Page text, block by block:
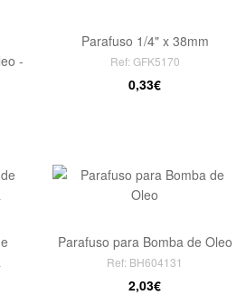
-
Parafuso 1/4" x 38mm
Ref: GFK5170
0,33€
Parafuso para Bomba de Oleo
Ref: BH604131
2,03€